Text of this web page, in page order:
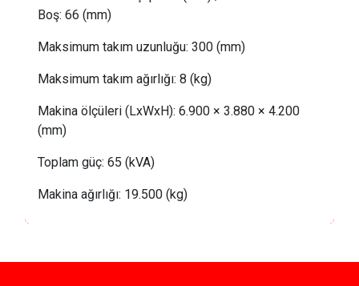
Boş: 66 (mm)
Maksimum takım uzunluğu: 300 (mm)
Maksimum takım ağırlığı: 8 (kg)
Makina ölçüleri (LxWxH): 6.900 × 3.880 × 4.200
(mm)
Toplam güç: 65 (kVA)
Makina ağırlığı: 19.500 (kg)